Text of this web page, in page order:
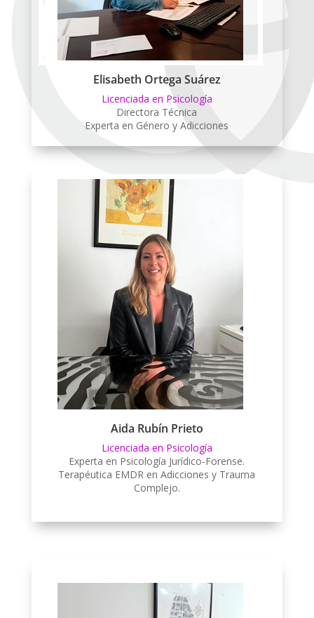
Elisabeth Ortega Suárez
Licenciada en Psicología
Directora Técnica
Experta en Género y Adicciones
Aida Rubín Prieto
Licenciada en Psicología
Experta en Psicología Jurídico-Forense.
Terapéutica EMDR en Adicciones y Trauma
Complejo.